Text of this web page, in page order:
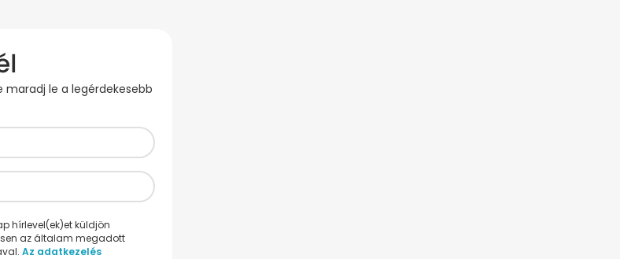
maradj le a legérdekesebb
hírlevel(ek)et küldjön
az általam megadott
Az adatkezelés